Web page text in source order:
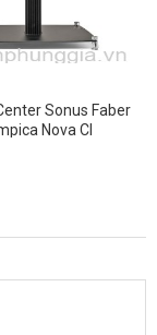
Sonus Faber
Nova CI